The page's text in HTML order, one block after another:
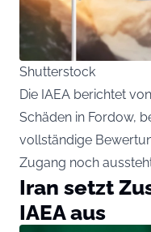
Shutterstock
Die IAEA berichtet
Schäden in Fordow,
vollständige
Zugang noch
Iran setzt
IAEA aus